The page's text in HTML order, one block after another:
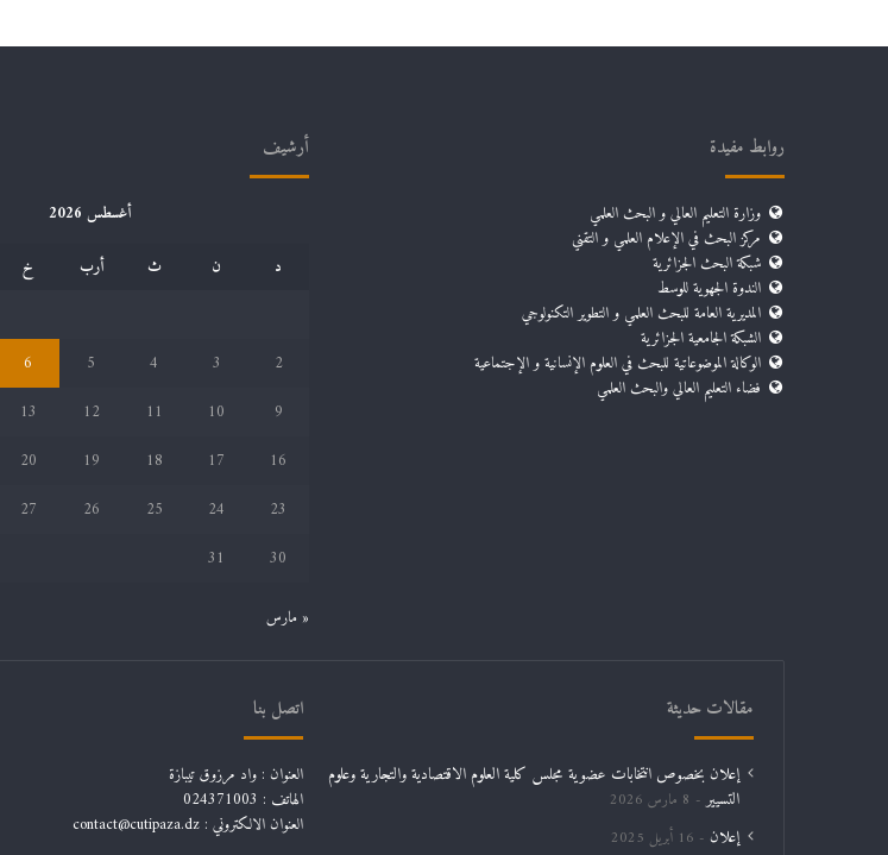
روابط مفيدة
وزارة التعليم العالي و البحث العلمي
مركز البحث في الإعلام العلمي و التقني
شبكة البحث الجزائرية
الندوة الجهوية للوسط
المديرية العامة للبحث العلمي و التطوير التكنولوجي
الشبكة الجامعية الجزائرية
الوكالة الموضوعاتية للبحث في العلوم الإنسانية و الإجتماعية
فضاء التعليم العالي والبحث العلمي
أرشيف
أغسطس 2026
د
ن ث أرب خ
2
3
4
5
6
9
10
11
12
13
16
17
18
19
20
23
24
25
26
27
30
31
« مارس
مقالات حديثة
إعلان بخصوص انتخابات عضوية مجلس كلية العلوم الاقتصادية والتجارية وعلوم
التسيير
8 مارس 2026
إعلان 16 أبريل 2025
اتصل بنا
العنوان : واد مرزوق تيبازة
الهاتف : 024371003
العنوان الالكتروني : contact@cutipaza.dz